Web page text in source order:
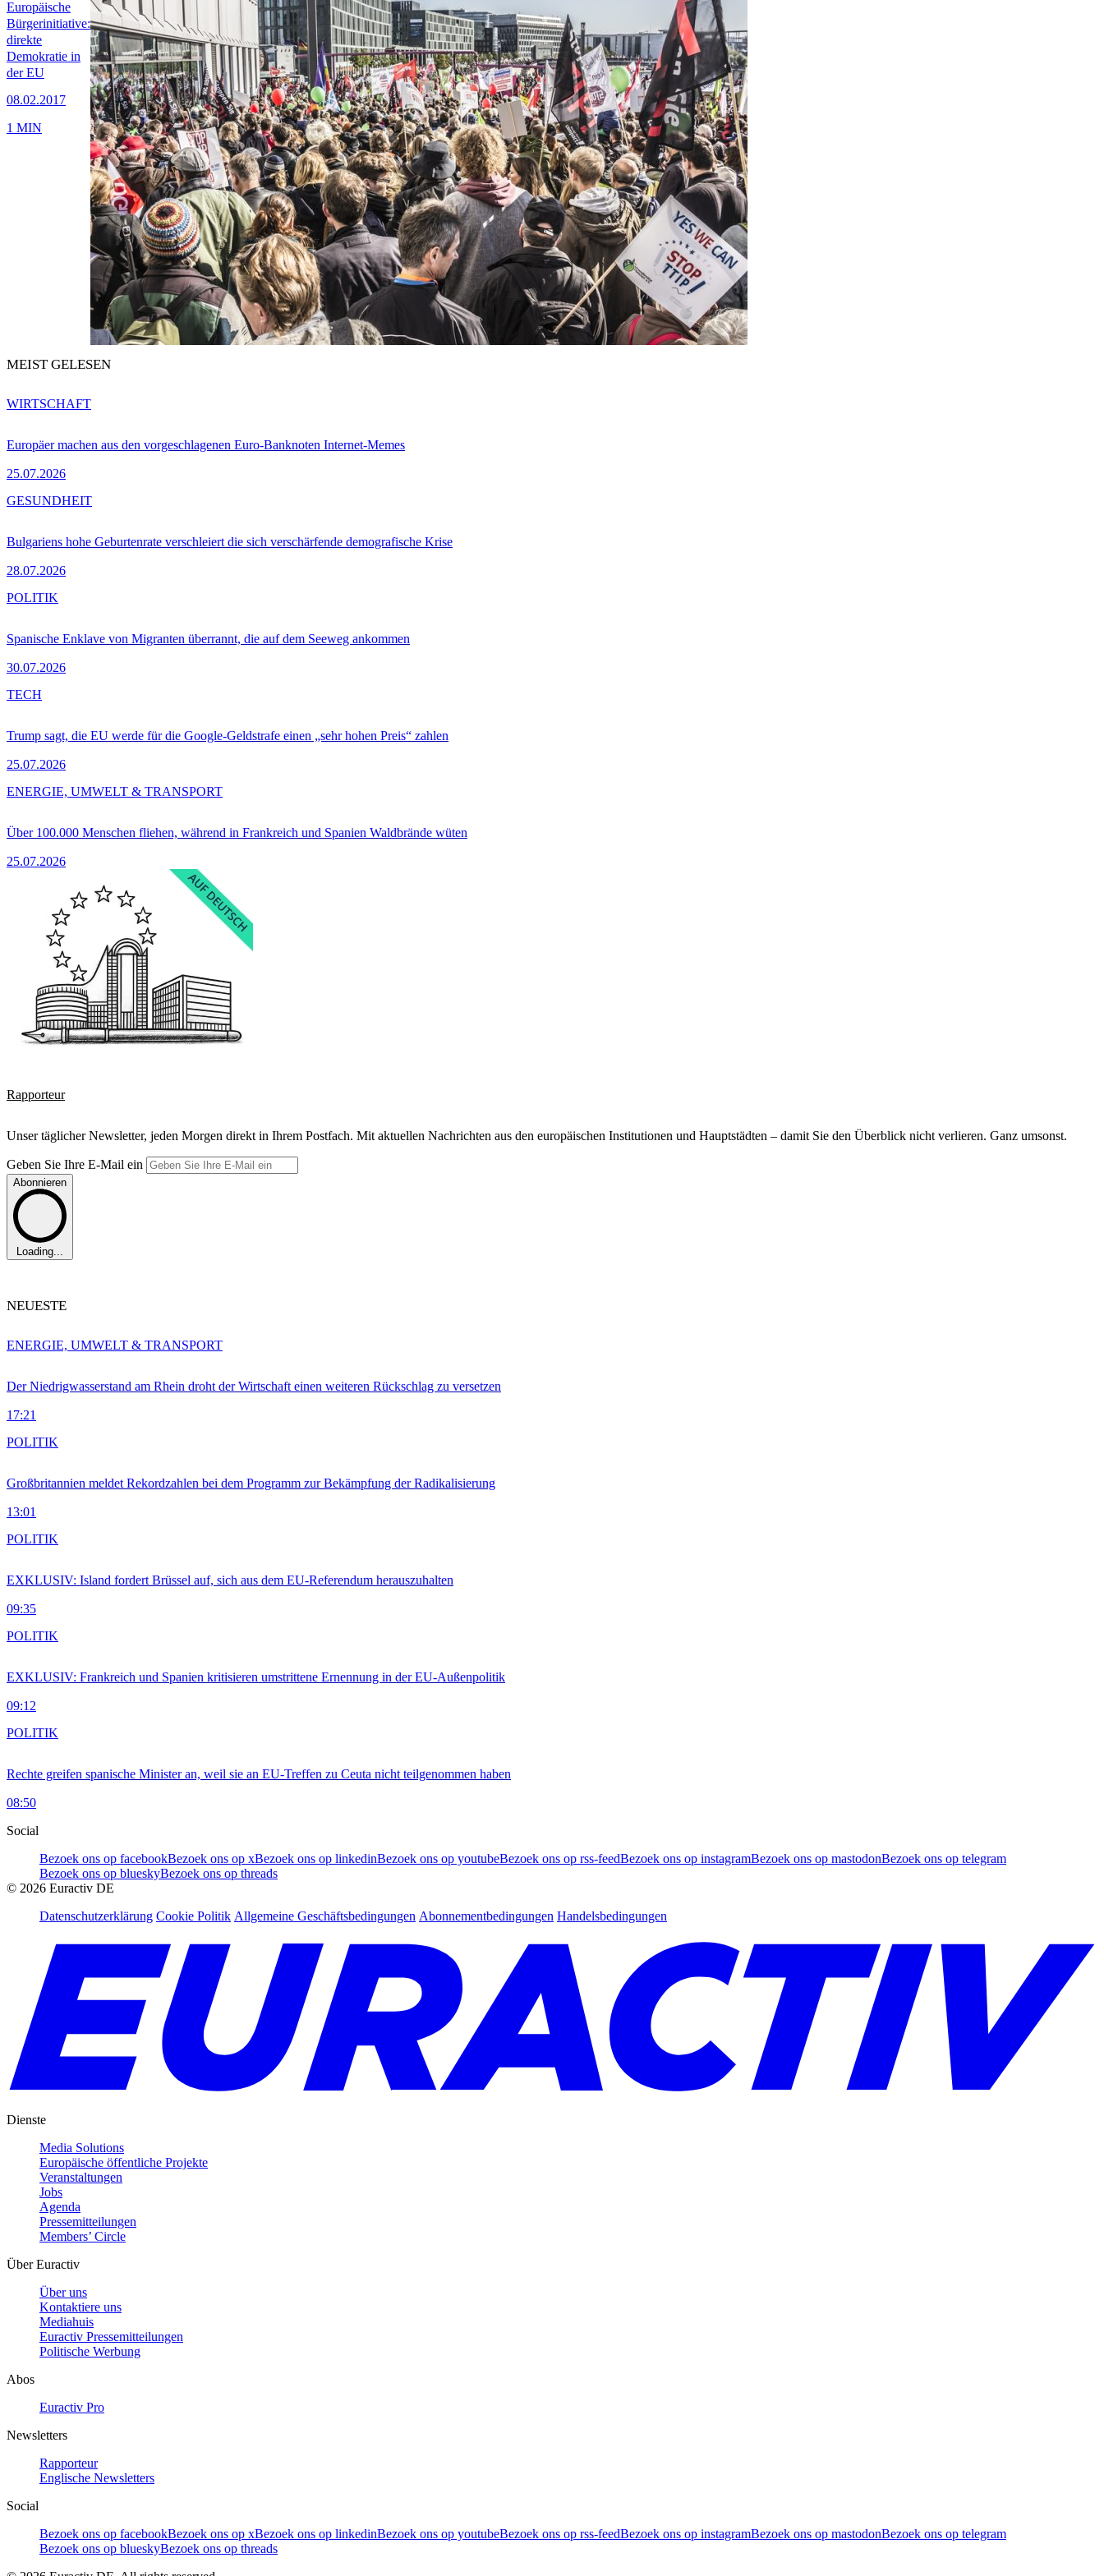
Europäische
Bürgerinitiative:
direkte
Demokratie in
der EU
08.02.2017
1 MIN
MEIST GELESEN
Europäer machen aus den vorgeschlagenen Euro-Banknoten Internet-Memes
25.07.2026
WIRTSCHAFT
Bulgariens hohe Geburtenrate verschleiert die sich verschärfende demografische Krise
28.07.2026
GESUNDHEIT
Spanische Enklave von Migranten überrannt, die auf dem Seeweg ankommen
30.07.2026
POLITIK
Trump sagt, die EU werde für die Google-Geldstrafe einen „sehr hohen Preis“ zahlen
25.07.2026
TECH
Über 100.000 Menschen fliehen, während in Frankreich und Spanien Waldbrände wüten
25.07.2026
ENERGIE, UMWELT & TRANSPORT
Rapporteur
Unser täglicher Newsletter, jeden Morgen direkt in Ihrem Postfach. Mit aktuellen Nachrichten aus den europäischen Institutionen und Hauptstädten – damit Sie den Überblick nicht verlieren. Ganz umsonst.
Geben Sie Ihre E-Mail ein
Abonnieren
Loading...
NEUESTE
Der Niedrigwasserstand am Rhein droht der Wirtschaft einen weiteren Rückschlag zu versetzen
17:21
ENERGIE, UMWELT & TRANSPORT
Großbritannien meldet Rekordzahlen bei dem Programm zur Bekämpfung der Radikalisierung
13:01
POLITIK
EXKLUSIV: Island fordert Brüssel auf, sich aus dem EU-Referendum herauszuhalten
09:35
POLITIK
EXKLUSIV: Frankreich und Spanien kritisieren umstrittene Ernennung in der EU-Außenpolitik
09:12
POLITIK
Rechte greifen spanische Minister an, weil sie an EU-Treffen zu Ceuta nicht teilgenommen haben
08:50
POLITIK
Social
Bezoek ons op facebookBezoek ons op xBezoek ons op linkedinBezoek ons op youtubeBezoek ons op rss-feedBezoek ons op instagramBezoek ons op mastodonBezoek ons op telegram
Bezoek ons op blueskyBezoek ons op threads
© 2026 Euractiv DE
Datenschutzerklärung Cookie Politik Allgemeine Geschäftsbedingungen Abonnementbedingungen Handelsbedingungen
Dienste
Media Solutions
Europäische öffentliche Projekte
Veranstaltungen
Jobs
Agenda
Pressemitteilungen
Members’ Circle
Über Euractiv
Über uns
Kontaktiere uns
Mediahuis
Euractiv Pressemitteilungen
Politische Werbung
Abos
Euractiv Pro
Newsletters
Rapporteur
Englische Newsletters
Social
Bezoek ons op facebookBezoek ons op xBezoek ons op linkedinBezoek ons op youtubeBezoek ons op rss-feedBezoek ons op instagramBezoek ons op mastodonBezoek ons op telegram
Bezoek ons op blueskyBezoek ons op threads